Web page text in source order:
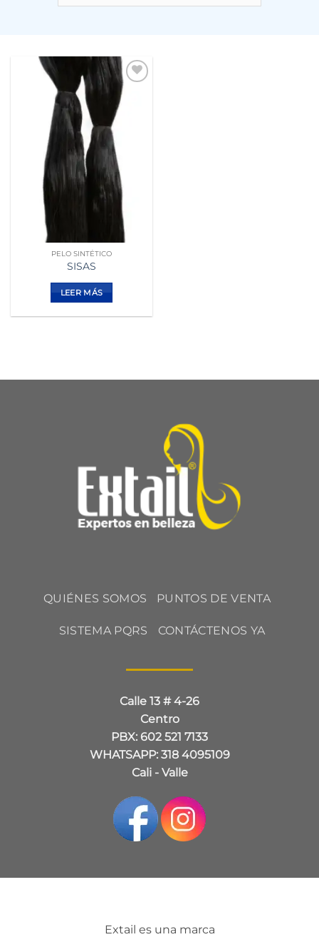
Añadir
lista de
PELO SINTÉTICO
SISAS
LEER MÁS
QUIÉNES SOMOS PUNTOS DE VENTA
SISTEMA PQRS CONTÁCTENOS YA
Calle 13 # 4-26
Centro
PBX: 602 521 7133
WHATSAPP: 318 4095109
Cali - Valle
Extail es una marca